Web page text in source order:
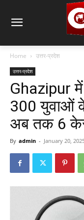
Home उत्तर-प्रदेश
उत्तर-प्रदेश
Ghazipur में
300 युवाओं
अब तक 6
By admin - January 20,